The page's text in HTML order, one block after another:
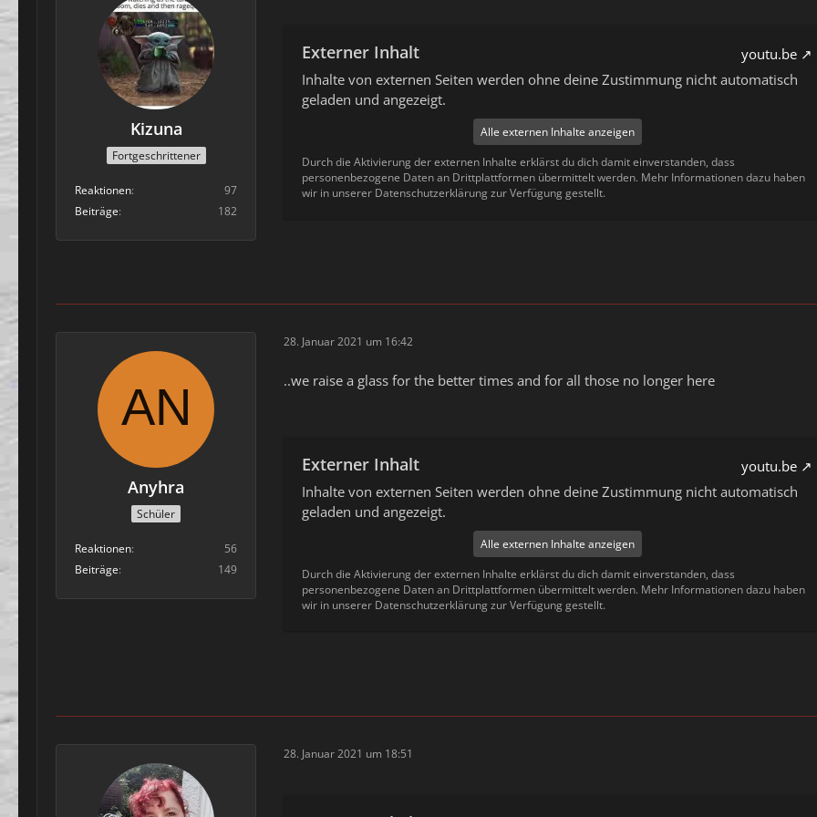
Kizuna
Fortgeschrittener
Reaktionen
97
Beiträge
182
Externer Inhalt
youtu.be
Inhalte von externen Seiten werden ohne deine Zustimmung nicht automatisch
geladen und angezeigt.
Alle externen Inhalte anzeigen
Durch die Aktivierung der externen Inhalte erklärst du dich damit einverstanden, dass
personenbezogene Daten an Drittplattformen übermittelt werden. Mehr Informationen dazu haben
wir in unserer Datenschutzerklärung zur Verfügung gestellt.
Anyhra
Schüler
Reaktionen
56
Beiträge
149
28. Januar 2021 um 16:42
..we raise a glass for the better times and for all those no longer here
Externer Inhalt
youtu.be
Inhalte von externen Seiten werden ohne deine Zustimmung nicht automatisch
geladen und angezeigt.
Alle externen Inhalte anzeigen
Durch die Aktivierung der externen Inhalte erklärst du dich damit einverstanden, dass
personenbezogene Daten an Drittplattformen übermittelt werden. Mehr Informationen dazu haben
wir in unserer Datenschutzerklärung zur Verfügung gestellt.
28. Januar 2021 um 18:51